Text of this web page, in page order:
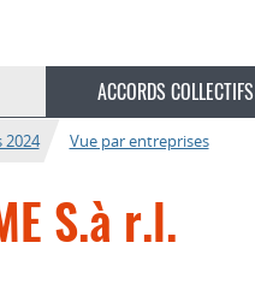
ACCORDS COLLECTIFS
2024 Vue par entreprises
S.à r.l.